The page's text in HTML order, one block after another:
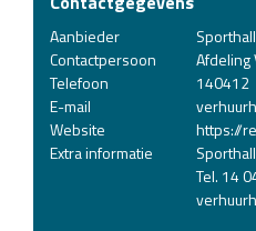
Aanbieder
Contactpersoon
Afdeling
Telefoon
140412
E-mail
Website
https://
Extra informatie
Tel. 14